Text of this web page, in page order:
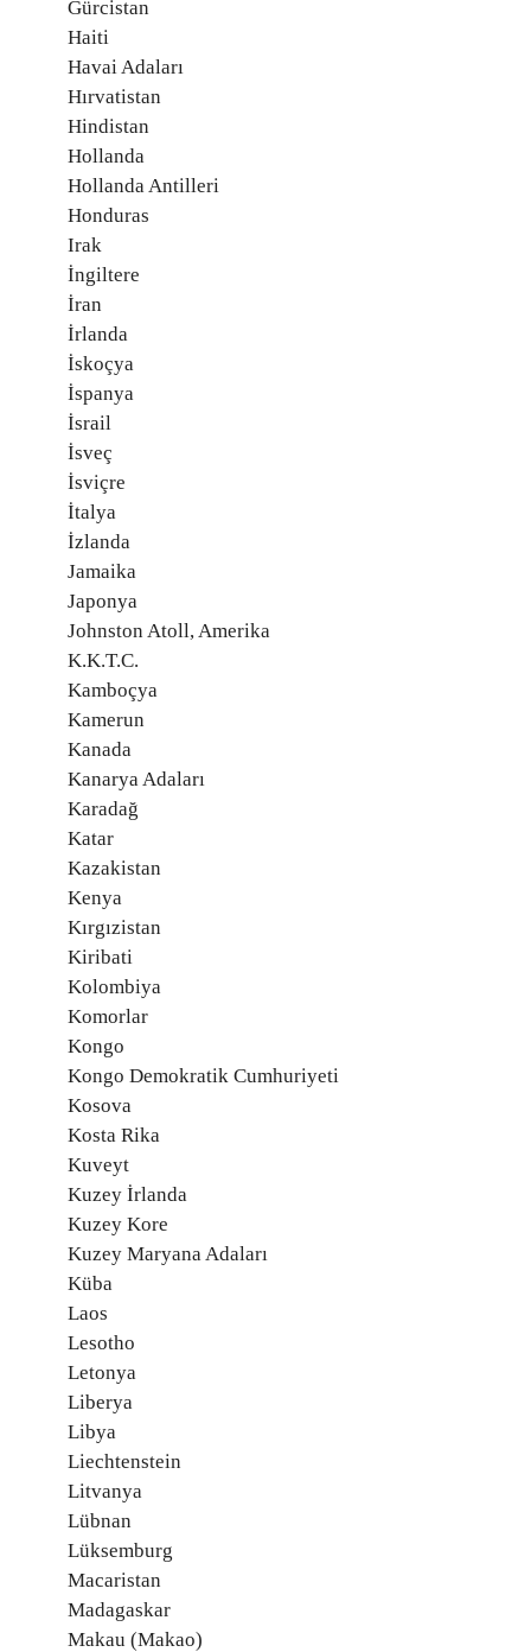
Gürcistan
Haiti
Havai Adaları
Hırvatistan
Hindistan
Hollanda
Hollanda Antilleri
Honduras
Irak
İngiltere
İran
İrlanda
İskoçya
İspanya
İsrail
İsveç
İsviçre
İtalya
İzlanda
Jamaika
Japonya
Johnston Atoll, Amerika
K.K.T.C.
Kamboçya
Kamerun
Kanada
Kanarya Adaları
Karadağ
Katar
Kazakistan
Kenya
Kırgızistan
Kiribati
Kolombiya
Komorlar
Kongo
Kongo Demokratik Cumhuriyeti
Kosova
Kosta Rika
Kuveyt
Kuzey İrlanda
Kuzey Kore
Kuzey Maryana Adaları
Küba
Laos
Lesotho
Letonya
Liberya
Libya
Liechtenstein
Litvanya
Lübnan
Lüksemburg
Macaristan
Madagaskar
Makau (Makao)